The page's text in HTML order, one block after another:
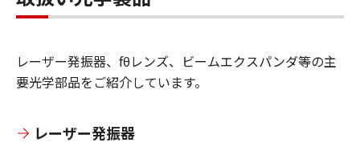
レーザー発振器、fθレンズ、ビームエクスパンダ等の主
要光学部品をご紹介しています。
レーザー発振器